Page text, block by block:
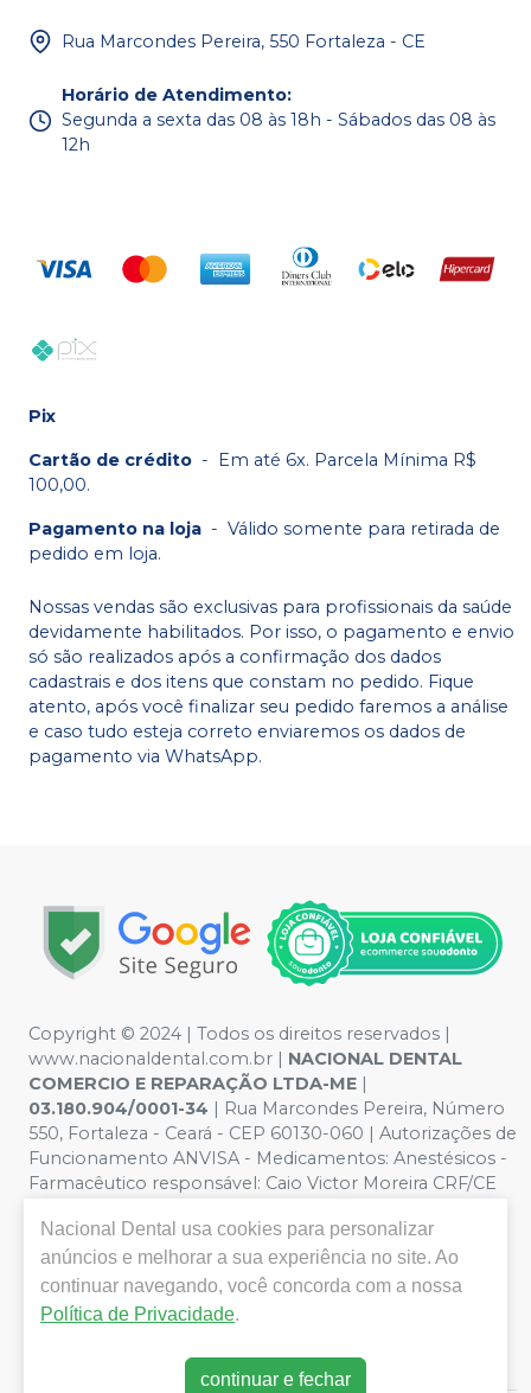
Rua Marcondes Pereira, 550 Fortaleza - CE
Horário de Atendimento:
Segunda a sexta das 08 às 18h - Sábados das 08 às
12h
Pix
Cartão de crédito - Em até 6x. Parcela Mínima R$
100,00.
Pagamento na loja - Válido somente para retirada de
pedido em loja.
Nossas vendas são exclusivas para profissionais da saúde
devidamente habilitados. Por isso, o pagamento e envio
só são realizados após a confirmação dos dados
cadastrais e dos itens que constam no pedido. Fique
atento, após você finalizar seu pedido faremos a análise
e caso tudo esteja correto enviaremos os dados de
pagamento via WhatsApp.
Copyright © 2024 | Todos os direitos reservados |
www.nacionaldental.com.br | NACIONAL DENTAL
COMERCIO E REPARAÇÃO LTDA-ME |
03.180.904/0001-34 | Rua Marcondes Pereira, Número
550, Fortaleza - Ceará - CEP 60130-060 | Autorizações de
Funcionamento ANVISA - Medicamentos: Anestésicos -
Farmacêutico responsável: Caio Victor Moreira CRF/CE
meramente ilustrativas - Os preços e condições da loja
virtual estão sujeitos a alterações. Em caso de
divergência de preços no site, o valor válido é o do
Carrinho de Compra. Não vendemos por atacado, por
de grandes volumes pelo site.
Nacional Dental usa cookies para personalizar
anúncios e melhorar a sua experiência no site. Ao
continuar navegando, você concorda com a nossa
Política de Privacidade.
continuar e fechar